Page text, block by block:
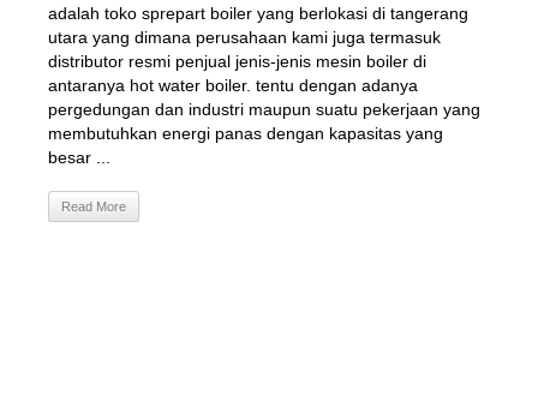
adalah toko sprepart boiler yang berlokasi di tangerang
utara yang dimana perusahaan kami juga termasuk
distributor resmi penjual jenis-jenis mesin boiler di
antaranya hot water boiler. tentu dengan adanya
pergedungan dan industri maupun suatu pekerjaan yang
membutuhkan energi panas dengan kapasitas yang
besar ...
Read More